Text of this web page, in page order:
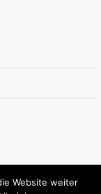
Website weiter